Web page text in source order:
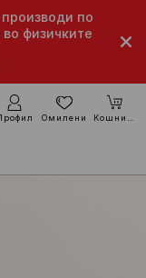
по
физичките
Омилени Кошничка